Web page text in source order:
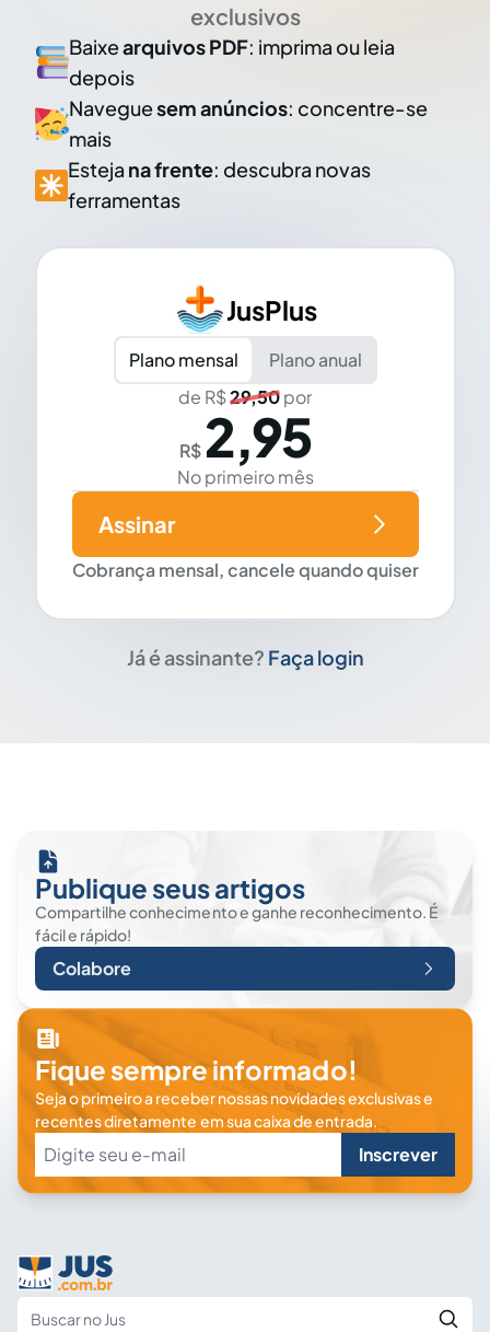
exclusivos
Baixearquivos PDF: imprima ou leia
depois
Naveguesem anúncios: concentre-se
mais
Esteja na frente: descubra novas
ferramentas
JusPlus
Plano mensal
Plano anual
de R$29,50por
R$ 2,95
No primeiro mês
Cobrança mensal, cancele quando quiser
Assinar
Já é assinante? Faça login
Publique seus artigos
Compartilhe conhecimento e ganhe reconhecimento. É
fácil e rápido!
Colabore
Fique sempre informado!
Seja o primeiro a receber nossas novidades exclusivas e
recentes diretamente em sua caixa de entrada.
Inscrever